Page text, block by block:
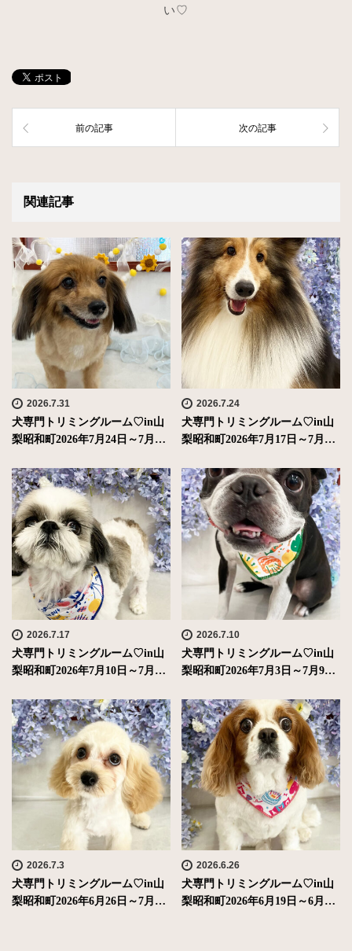
い♡
前の記事 次の記事
関連記事
2026.7.31
犬専門トリミングルーム♡in山
梨昭和町2026年7月24日～7月…
2026.7.24
犬専門トリミングルーム♡in山
梨昭和町2026年7月17日～7月…
2026.7.17
犬専門トリミングルーム♡in山
梨昭和町2026年7月10日～7月…
2026.7.10
犬専門トリミングルーム♡in山
梨昭和町2026年7月3日～7月9…
2026.7.3
犬専門トリミングルーム♡in山
梨昭和町2026年6月26日～7月…
2026.6.26
犬専門トリミングルーム♡in山
梨昭和町2026年6月19日～6月…